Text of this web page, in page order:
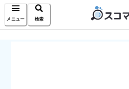
メニュー 検索